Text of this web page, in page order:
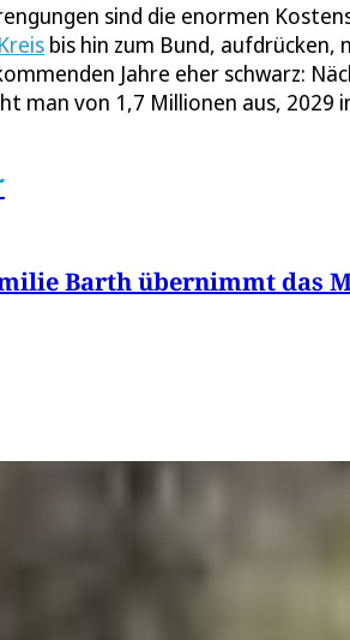
sind die enormen
Kreis bis hin zum Bund,
Jahre eher schwarz:
man von 1,7 Millionen aus, 2029
Barth übernimmt das